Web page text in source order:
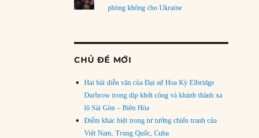
phòng không cho Ukraine
CHỦ ĐỀ MỚI
Hai bài diễn văn của Đại sứ Hoa Kỳ Elbridge
Durbrow trong dịp khởi công và khánh thành xa
lộ Sài Gòn – Biên Hòa
Điểm khác biệt trong tư tưởng chiến tranh của
Việt Nam, Trung Quốc, Cuba